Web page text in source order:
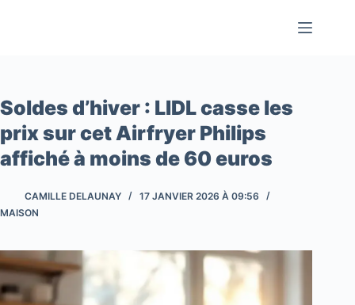
Soldes d’hiver : LIDL casse les
prix sur cet Airfryer Philips
affiché à moins de 60 euros
CAMILLE DELAUNAY
17 JANVIER 2026 À 09:56
MAISON